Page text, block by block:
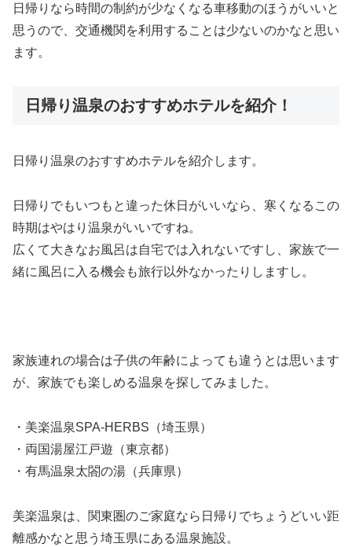
日帰りなら時間の制約が少なくなる車移動のほうがいいと
思うので、交通機関を利用することは少ないのかなと思い
ます。
日帰り温泉のおすすめホテルを紹介！
日帰り温泉のおすすめホテルを紹介します。
日帰りでもいつもと違った休日がいいなら、寒くなるこの
時期はやはり温泉がいいですね。
広くて大きなお風呂は自宅では入れないですし、家族で一
緒に風呂に入る機会も旅行以外なかったりしますし。
家族連れの場合は子供の年齢によっても違うとは思います
が、家族でも楽しめる温泉を探してみました。
・美楽温泉SPA-HERBS（埼玉県）
・両国湯屋江戸遊（東京都）
・有馬温泉太閤の湯（兵庫県）
美楽温泉は、関東圏のご家庭なら日帰りでちょうどいい距
離感かなと思う埼玉県にある温泉施設。